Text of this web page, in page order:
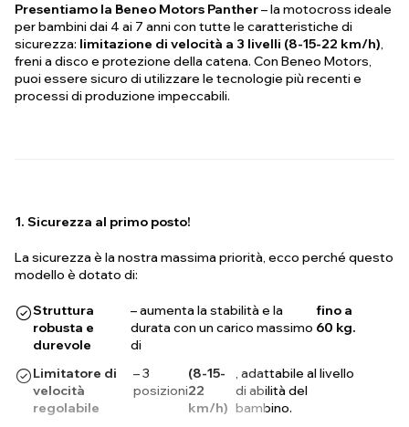
Presentiamo la Beneo Motors Panther– la motocross ideale
per bambini dai 4 ai 7 anni con tutte le caratteristiche di
sicurezza: limitazione di velocità a 3 livelli (8-15-22 km/h),
freni a disco e protezione della catena. Con Beneo Motors,
puoi essere sicuro di utilizzare le tecnologie più recenti e
processi di produzione impeccabili.
1. Sicurezza al primo posto!
La sicurezza è la nostra massima priorità, ecco perché questo
modello è dotato di:
Struttura
robusta e
durevole
– aumenta la stabilità e la
durata con un carico massimo
di
fino a
60 kg.
Limitatore di
velocità
regolabile
– 3
posizioni
(8-15-
22
km/h)
, adattabile al livello
di abilità del
bambino.